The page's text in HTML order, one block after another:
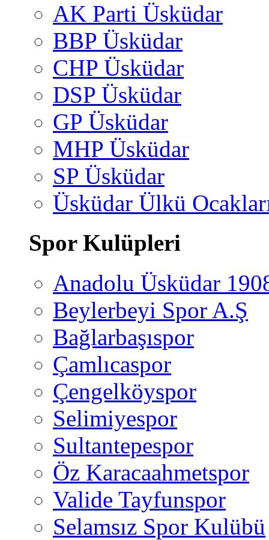
AK Parti Üsküdar
BBP Üsküdar
CHP Üsküdar
DSP Üsküdar
GP Üsküdar
MHP Üsküdar
SP Üsküdar
Üsküdar Ülkü
Spor Kulüpleri
Anadolu Üsküdar
Beylerbeyi Spor A.Ş
Bağlarbaşıspor
Çamlıcaspor
Çengelköyspor
Selimiyespor
Sultantepespor
Öz Karacaahmetspor
Valide Tayfunspor
Selamsız Spor Kulübü